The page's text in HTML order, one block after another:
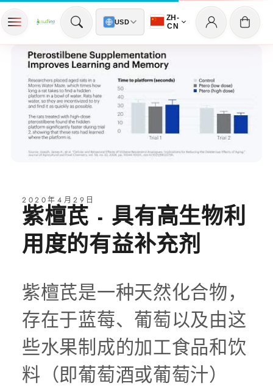
Skip to content USD
ZH-
CN
Log
in
Cart
2020年4月29日
紫檀芪 - 具有高生物利
用度的有益补充剂
紫檀芪是一种天然化合物，
存在于蓝莓、葡萄以及由这
些水果制成的加工食品和饮
料（即葡萄酒或葡萄汁）